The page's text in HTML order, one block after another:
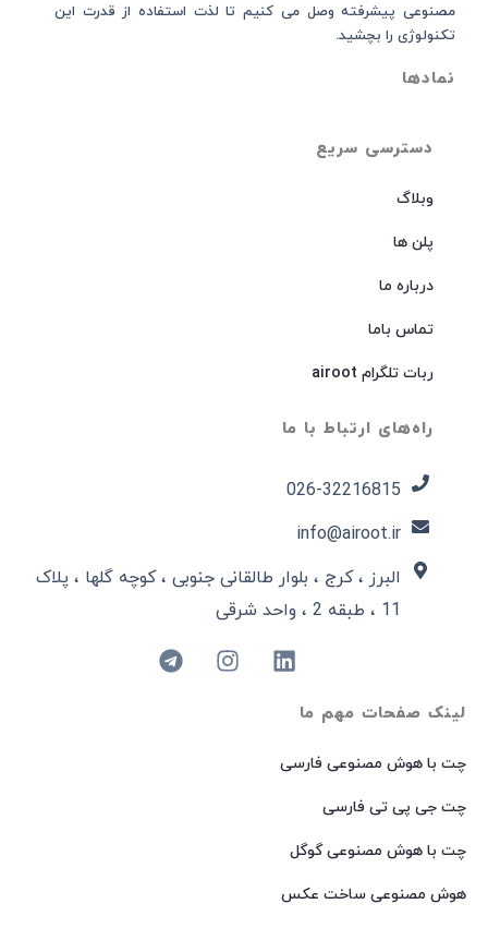
لینک صفحات مهم ما
چت با هوش مصنوعی فارسی
چت جی پی تی فارسی
چت با هوش مصنوعی گوگل
هوش مصنوعی ساخت عکس
دسترسی سریع
وبلاگ
پلن ها
درباره ما
تماس باما
ربات تلگرام airoot
راه‌های ارتباط با ما
026-32216815​
info@airoot.ir
البرز ، کرج ، بلوار طالقانی جنوبی ، کوچه گلها ، پلاک
11 ، طبقه 2 ، واحد شرقی
مصنوعی پیشرفته وصل می کنیم تا لذت استفاده از قدرت این
تکنولوژی را بچشید.
نمادها